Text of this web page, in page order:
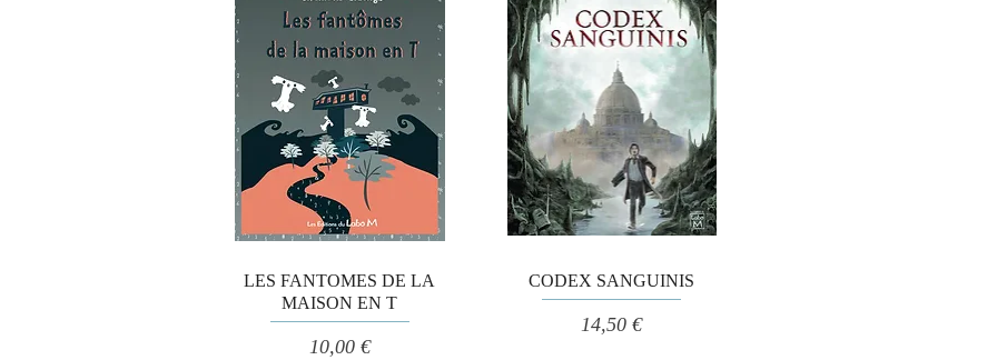
Aperçu rapide
LES FANTOMES DE LA
MAISON EN T
Prix
10,00 €
Aperçu rapide
CODEX SANGUINIS
Prix
14,50 €